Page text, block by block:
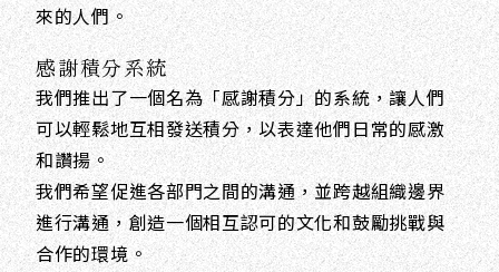
來的人們。
感謝積分系統
我們推出了一個名為「感謝積分」的系統，讓人們
可以輕鬆地互相發送積分，以表達他們日常的感激
和讚揚。
我們希望促進各部門之間的溝通，並跨越組織邊界
進行溝通，創造一個相互認可的文化和鼓勵挑戰與
合作的環境。